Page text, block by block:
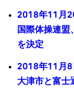
2018年11月
国際体操連盟
を決定
2018年11月8
大津市と富士